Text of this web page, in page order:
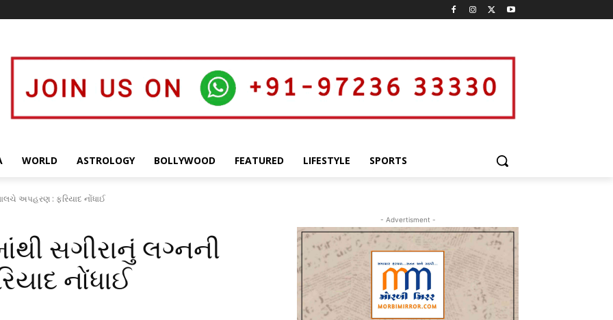
WORLD ASTROLOGY BOLLYWOOD FEATURED LIFESTYLE SPORTS
અપહરણ : ફરિયાદ નોંધાઈ
સગીરાનું લગ્નની
નોંધાઈ
- Advertisment -